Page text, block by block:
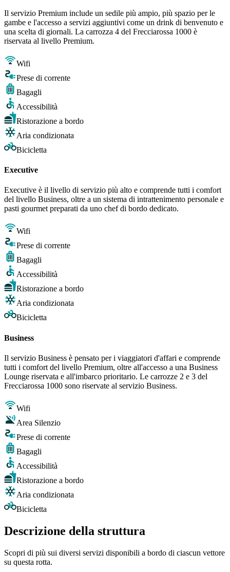
Il servizio Premium include un sedile più ampio, più spazio per le
gambe e l'accesso a servizi aggiuntivi come un drink di benvenuto e
una scelta di giornali. La carrozza 4 del Frecciarossa 1000 è
riservata al livello Premium.
Wifi
Prese di corrente
Bagagli
Accessibilità
Ristorazione a bordo
Aria condizionata
Bicicletta
Executive
Executive è il livello di servizio più alto e comprende tutti i comfort
del livello Business, oltre a un sistema di intrattenimento personale e
pasti gourmet preparati da uno chef di bordo dedicato.
Wifi
Prese di corrente
Bagagli
Accessibilità
Ristorazione a bordo
Aria condizionata
Bicicletta
Business
Il servizio Business è pensato per i viaggiatori d'affari e comprende
tutti i comfort del livello Premium, oltre all'accesso a una Business
Lounge riservata e all'imbarco prioritario. Le carrozze 2 e 3 del
Frecciarossa 1000 sono riservate al servizio Business.
Wifi
Area Silenzio
Prese di corrente
Bagagli
Accessibilità
Ristorazione a bordo
Aria condizionata
Bicicletta
Descrizione della struttura
Scopri di più sui diversi servizi disponibili a bordo di ciascun vettore
su questa rotta.